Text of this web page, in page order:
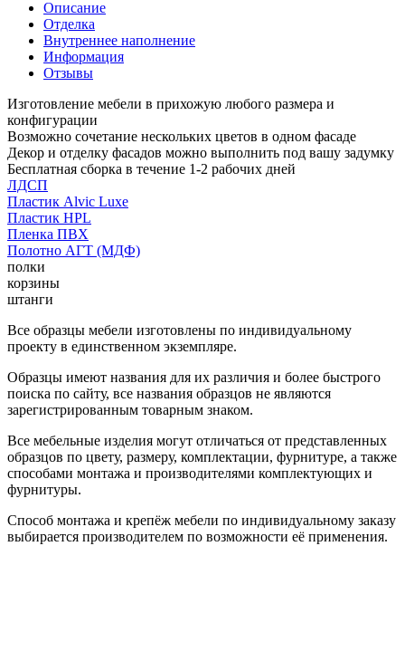
Описание
Отделка
Внутреннее наполнение
Информация
Отзывы
Изготовление мебели в прихожую любого размера и
конфигурации
Возможно сочетание нескольких цветов в одном фасаде
Декор и отделку фасадов можно выполнить под вашу задумку
Бесплатная сборка в течение 1-2 рабочих дней
ЛДСП
Пластик Alvic Luxe
Пластик HPL
Пленка ПВХ
Полотно АГТ (МДФ)
полки
корзины
штанги
Все образцы мебели изготовлены по индивидуальному
проекту в единственном экземпляре.
Образцы имеют названия для их различия и более быстрого
поиска по сайту, все названия образцов не являются
зарегистрированным товарным знаком.
Все мебельные изделия могут отличаться от представленных
образцов по цвету, размеру, комплектации, фурнитуре, а также
способами монтажа и производителями комплектующих и
фурнитуры.
Способ монтажа и крепёж мебели по индивидуальному заказу
выбирается производителем по возможности её применения.